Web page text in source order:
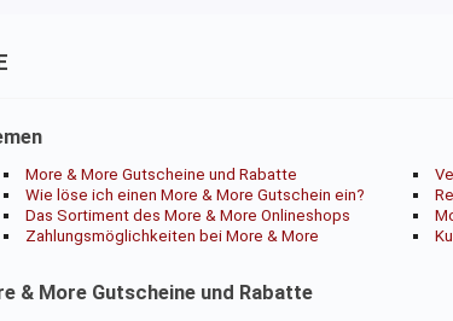
More & More Gutscheine und Rabatte
Wie löse ich einen More & More Gutschein ein?
Das Sortiment des More & More Onlineshops
Zahlungsmöglichkeiten bei More & More
& More Gutscheine und Rabatte